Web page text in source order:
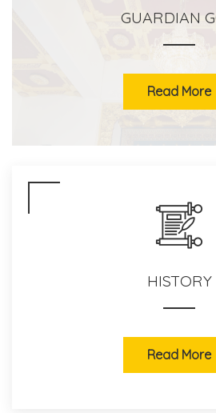
GUARDIAN
Read More
HISTORY
Read More